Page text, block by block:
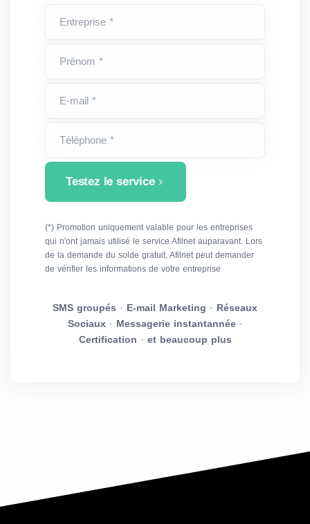
Entreprise *
Prénom *
E-mail *
Téléphone *
Testez le service
(*) Promotion uniquement valable pour les entreprises
qui n'ont jamais utilisé le service Afilnet auparavant. Lors
de la demande du solde gratuit, Afilnet peut demander
de vérifier les informations de votre entreprise
SMS groupés · E-mail Marketing · Réseaux
Sociaux· Messagerie instantannée·
Certification · et beaucoup plus